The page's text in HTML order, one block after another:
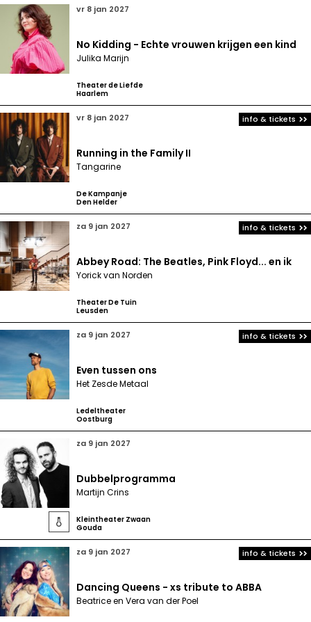
vr 8 jan 2027
No Kidding - Echte vrouwen krijgen een kind
Julika Marijn
Theater de Liefde
Haarlem
vr 8 jan 2027
Running in the Family II
Tangarine
De Kampanje
Den Helder
info & tickets
za 9 jan 2027
Abbey Road: The Beatles, Pink Floyd... en ik
Yorick van Norden
Theater De Tuin
Leusden
info & tickets
za 9 jan 2027
Even tussen ons
Het Zesde Metaal
Ledeltheater
Oostburg
info & tickets

za 9 jan 2027
Dubbelprogramma
Martijn Crins
Kleintheater Zwaan
Gouda
za 9 jan 2027
Dancing Queens - xs tribute to ABBA
Beatrice en Vera van der Poel
info & tickets